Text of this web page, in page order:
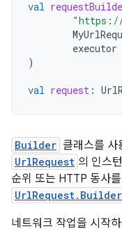
val
"https://
executor
)
val request :
Builder 클래스를 사
UrlRequest 의 인스
순위 또는 HTTP 동사
UrlRequest.Builder
네트워크 작업을 시작